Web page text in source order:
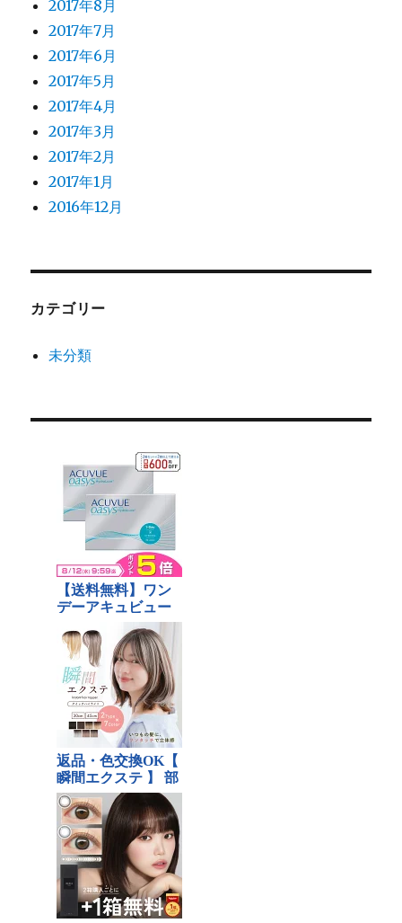
2017年8月
2017年7月
2017年6月
2017年5月
2017年4月
2017年3月
2017年2月
2017年1月
2016年12月
カテゴリー
未分類